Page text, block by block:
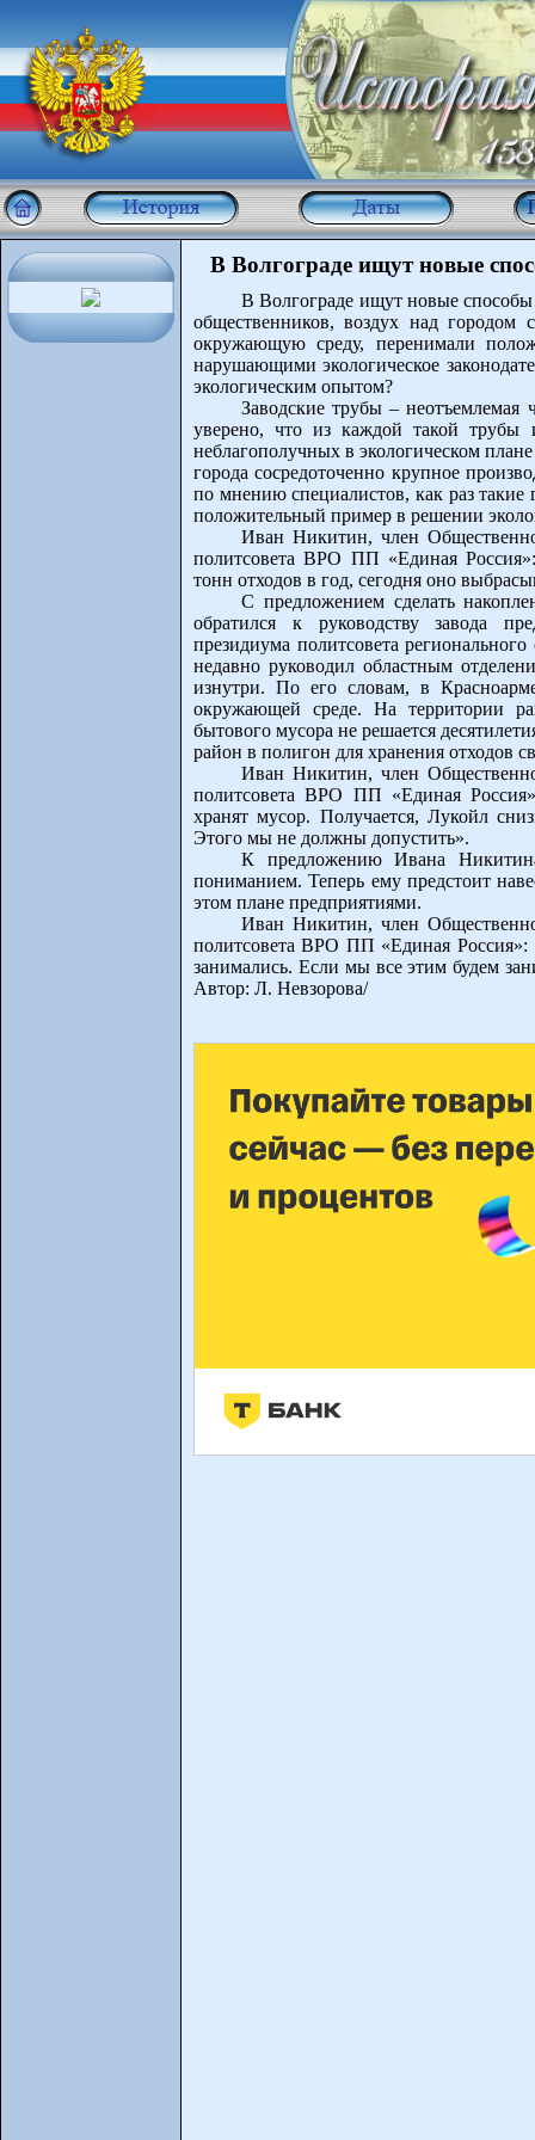
В Волгограде ищут новые
В Волгограде ищут новые
общественников, воздух над
окружающую среду, перенимали
нарушающими экологическое
экологическим опытом?
Заводские трубы – неотъемлемая
уверено, что из каждой такой
неблагополучных в экологическом
города сосредоточенно крупное
по мнению специалистов, как раз
положительный пример в решении
Иван Никитин, член
политсовета ВРО ПП «Единая
тонн отходов в год, сегодня оно
С предложением сделать
обратился к руководству завода
президиума политсовета
недавно руководил областным
изнутри. По его словам, в
окружающей среде. На территории
бытового мусора не решается
район в полигон для хранения отходов
Иван Никитин, член
политсовета ВРО ПП «Единая
хранят мусор. Получается, Лукойл
Этого мы не должны допустить».
К предложению Ивана
пониманием. Теперь ему предстоит
этом плане предприятиями.
Иван Никитин, член
политсовета ВРО ПП «Единая Россия»:
занимались. Если мы все этим будем
Автор: Л. Невзорова/